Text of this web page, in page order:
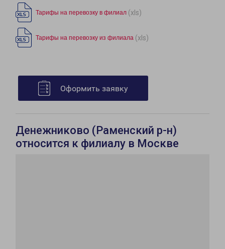
Тарифы на перевозку в филиал (xls)
Тарифы на перевозку из филиала (xls)
Оформить заявку
Денежниково (Раменский р-н)
относится к филиалу в Москве